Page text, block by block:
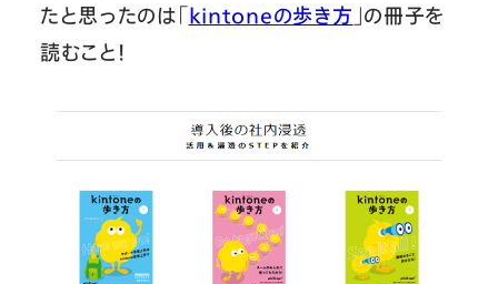
たと思ったのは「kintoneの歩き方 」の冊子を
読むこと！